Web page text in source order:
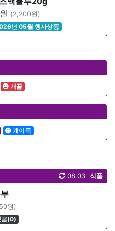
(2,200원)
년 05월 행사상품
개꿀
개이득
식품
08.03
원)
(0)